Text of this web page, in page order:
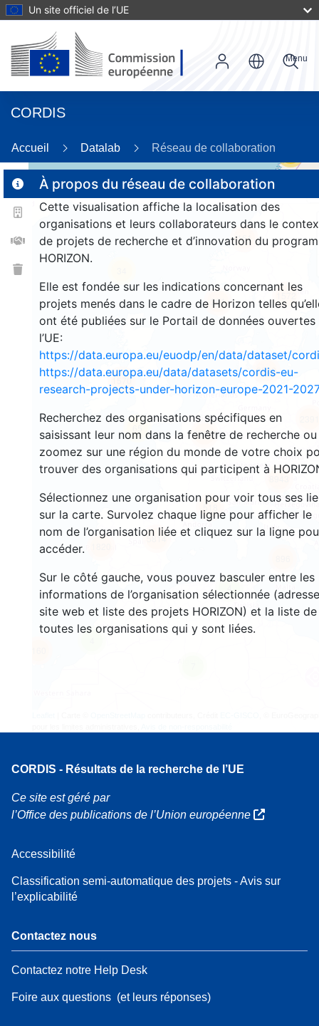
Un site officiel de l’UE
CORDIS
Menu
Accueil Datalab Réseau de collaboration
À propos du réseau de collaboration
Cette visualisation affiche la localisation des
organisations et leurs collaborateurs dans le
de projets de recherche et d’innovation du
HORIZON.
Elle est fondée sur les indications concernant les
projets menés dans le cadre de Horizon telles
ont été publiées sur le Portail de données ouvertes
l’UE:
https://data.europa.eu/euodp/en/data/dataset/
https://data.europa.eu/data/datasets/cordis-eu-
research-projects-under-horizon-europe-2021-2027
Recherchez des organisations spécifiques en
saisissant leur nom dans la fenêtre de recherche ou
zoomez sur une région du monde de votre choix
trouver des organisations qui participent à
Sélectionnez une organisation pour voir tous ses
sur la carte. Survolez chaque ligne pour afficher le
nom de l’organisation liée et cliquez sur la ligne
accéder.
Sur le côté gauche, vous pouvez basculer entre les
informations de l’organisation sélectionnée
site web et liste des projets HORIZON) et la liste de
toutes les organisations qui y sont liées.
161
261
5814
65
518
3532
1570
18649
1572
CORDIS - Résultats de la recherche de l’UE
Ce site est géré par
l’Office des publications de l’Union européenne
Accessibilité
Classification semi-automatique des projets - Avis sur
l’explicabilité
Contactez nous
Contactez notre Help Desk
Foire aux questions (et leurs réponses)